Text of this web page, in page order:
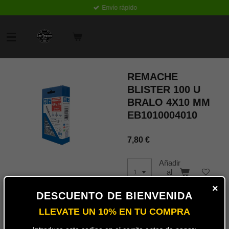
Envío rápido
REMACHE
BLISTER 100 U
BRALO 4X10 MM
EB1010004010
7,80 €
Añadir
al
×
DESCUENTO DE BIENVENIDA
LLEVATE UN 10% EN TU COMPRA